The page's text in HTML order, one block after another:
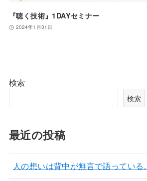
『聴く技術』1DAYセミナー
2024年1月31日
検索
検索
最近の投稿
人の想いは背中が無言で語っている。